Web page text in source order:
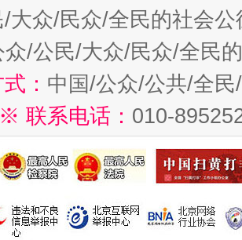
大众/民众/全民的社会公
众/公民/大众/民众/全民
： 中国/公众/公共/全
※ 联系电话： 010-